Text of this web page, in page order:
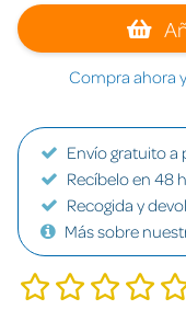
Compra ahora
Envío gratuito a
Recíbelo en 48
Recogida y
Más sobre